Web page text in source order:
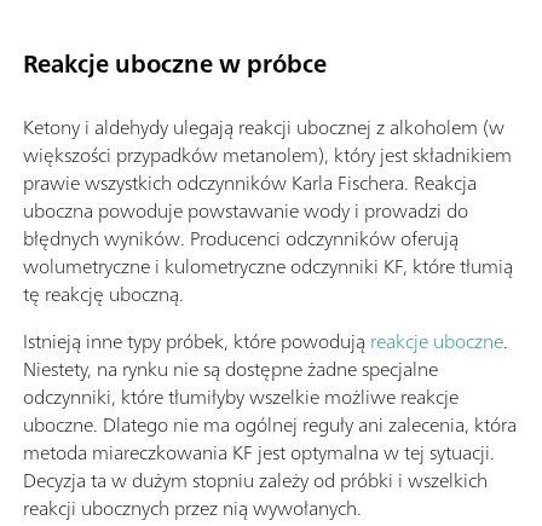
Reakcje uboczne w próbce
Ketony i aldehydy ulegają reakcji ubocznej z alkoholem (w
większości przypadków metanolem), który jest składnikiem
prawie wszystkich odczynników Karla Fischera. Reakcja
uboczna powoduje powstawanie wody i prowadzi do
błędnych wyników. Producenci odczynników oferują
wolumetryczne i kulometryczne odczynniki KF, które tłumią
tę reakcję uboczną.
Istnieją inne typy próbek, które powodują reakcje uboczne.
Niestety, na rynku nie są dostępne żadne specjalne
odczynniki, które tłumiłyby wszelkie możliwe reakcje
uboczne. Dlatego nie ma ogólnej reguły ani zalecenia, która
metoda miareczkowania KF jest optymalna w tej sytuacji.
Decyzja ta w dużym stopniu zależy od próbki i wszelkich
reakcji ubocznych przez nią wywołanych.